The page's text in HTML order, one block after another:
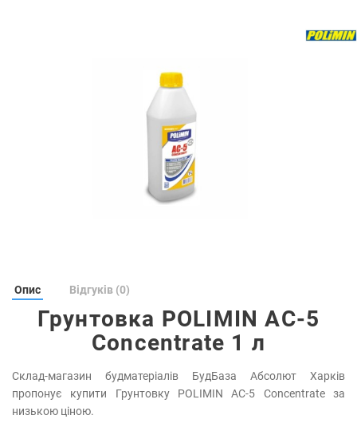
Опис Відгуків (0)
Грунтовка POLIMIN АС-5
Concentrate 1 л
Склад-магазин будматеріалів БудБаза Абсолют Харків
пропонує купити Грунтовку POLIMIN АС-5 Concentrate за
низькою ціною.